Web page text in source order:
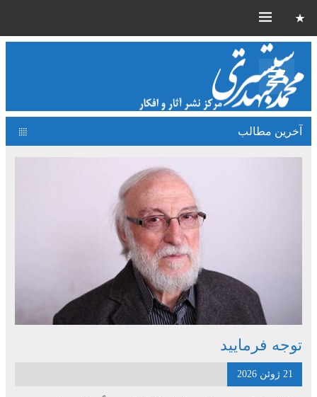
آخرین مطالب
توجه فرمایید
21 ژوئن 2026